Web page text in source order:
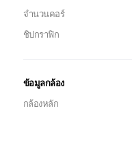
จำนวนคอร์
ชิปกราฟิก
ข้อมูลกล้อง
กล้องหลัก